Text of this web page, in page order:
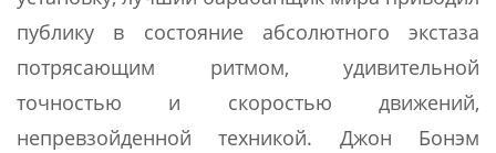
публику в состояние абсолютного экстаза
потрясающим ритмом, удивительной
точностью и скоростью движений,
непревзойденной техникой. Джон Бонэм